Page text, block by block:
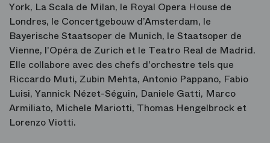
York, La Scala de Milan, le Royal Opera House de
Londres, le Concertgebouw d’Amsterdam, le
Bayerische Staatsoper de Munich, le Staatsoper de
Vienne, l'Opéra de Zurich et le Teatro Real de Madrid.
Elle collabore avec des chefs d'orchestre tels que
Riccardo Muti, Zubin Mehta, Antonio Pappano, Fabio
Luisi, Yannick Nézet-Séguin, Daniele Gatti, Marco
Armiliato, Michele Mariotti, Thomas Hengelbrock et
Lorenzo Viotti.